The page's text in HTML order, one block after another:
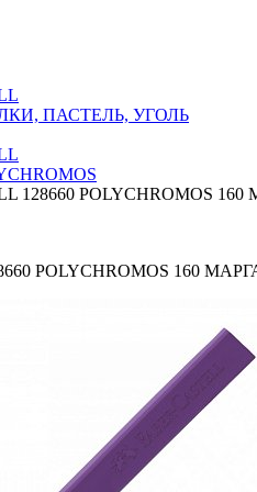
ПАСТЕЛЬ, УГОЛЬ
128660
POLYCHROMOS 160